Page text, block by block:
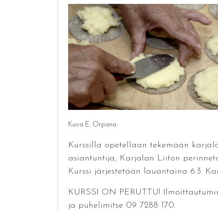
Kuva E. Orpana
Kurssilla opetellaan tekemään
asiantuntija, Karjalan Liiton
Kurssi järjestetään lauantaina 6.3.
KURSSI ON PERUTTU!
ja puhelimitse 09 7288 170.